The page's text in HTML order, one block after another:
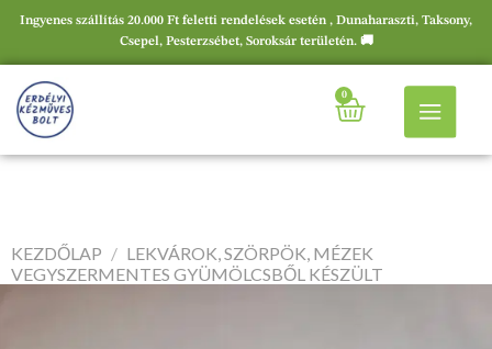
Ingyenes szállítás 20.000 Ft feletti rendelések esetén , Dunaharaszti, Taksony,
Csepel, Pesterzsébet, Soroksár területén. 🚚
0
KEZDŐLAP / LEKVÁROK, SZÖRPÖK, MÉZEK
VEGYSZERMENTES GYÜMÖLCSBŐL KÉSZÜLT